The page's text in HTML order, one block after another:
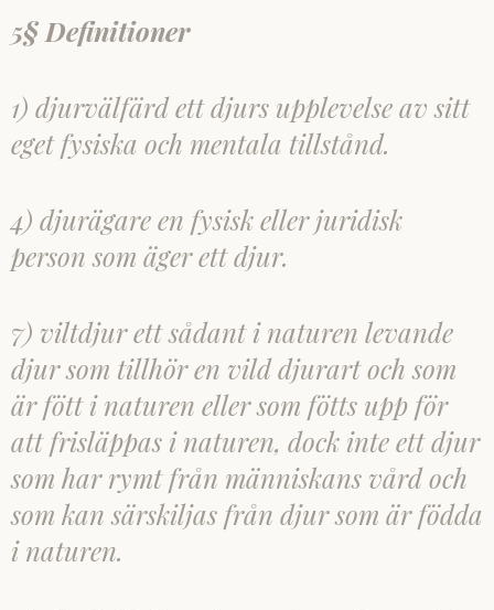
5§ Definitioner
1) djurvälfärd ett djurs upplevelse av sitt
eget fysiska och mentala tillstånd.
4) djurägare en fysisk eller juridisk
person som äger ett djur.
7) viltdjur ett sådant i naturen levande
djur som tillhör en vild djurart och som
är fött i naturen eller som fötts upp för
att frisläppas i naturen, dock inte ett djur
som har rymt från människans vård och
som kan särskiljas från djur som är födda
i naturen.